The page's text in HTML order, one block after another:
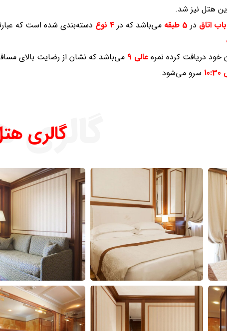
هتل نیز شد.
در 5 طبقه می‌باشد که در 4 نوع
دسته‌بندی شده است که
خود دریافت کرده نمره عالی
می‌باشد که نشان از رضایت بالای
سرو می‌شود.
گالری
گالری